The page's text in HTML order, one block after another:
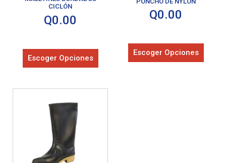
CICLÓN
Q0.00
Escoger Opciones
Q0.00
Escoger Opciones